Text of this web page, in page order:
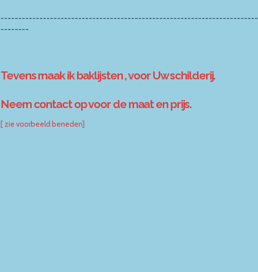
--------
Tevens maak ik baklijsten , voor Uw schilderij.
Neem contact op voor de maat en prijs.
[ zie voorbeeld beneden]